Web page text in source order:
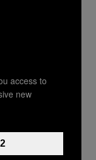
access to
new